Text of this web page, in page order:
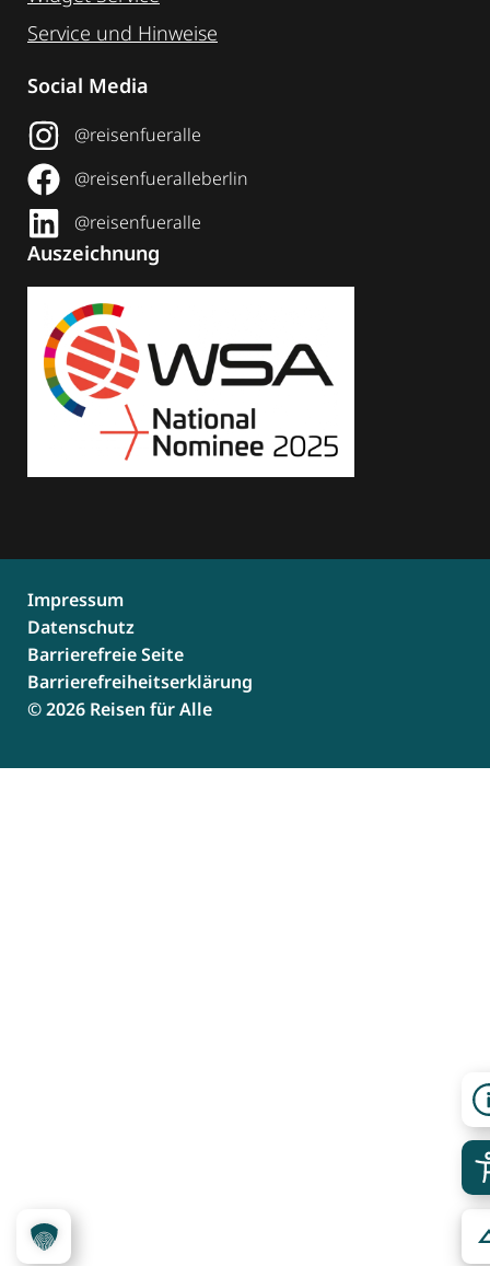
Service und Hinweise
Social Media
@reisenfueralle
@reisenfueralleberlin
@reisenfueralle
Auszeichnung
© 2026 Reisen für Alle
Impressum
Datenschutz
Barrierefreie Seite
Barrierefreiheitserklärung